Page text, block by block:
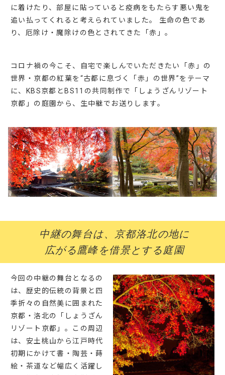
に着けたり、部屋に貼っていると疫病をもたらす悪い鬼を
追い払ってくれると考えられていました。 生命の色であ
り、厄除け・魔除けの色とされてきた「赤」。
コロナ禍の今こそ、自宅で楽しんでいただきたい「赤」の
世界・京都の紅葉を“古都に息づく「赤」の世界”をテーマ
に、KBS京都とBS11の共同制作で「しょうざんリゾート
京都」の庭園から、生中継でお送りします。
中継の舞台は、京都洛北の地に
広がる鷹峰を借景とする庭園
今回の中継の舞台となるの
は、歴史的伝統の背景と四
季折々の自然美に囲まれた
京都・洛北の「しょうざん
リゾート京都」。この周辺
は、安土桃山から江戸時代
初期にかけて書・陶芸・蒔
絵・茶道など幅広く活躍し